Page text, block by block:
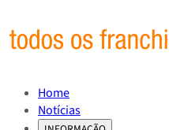
Home
Notícias